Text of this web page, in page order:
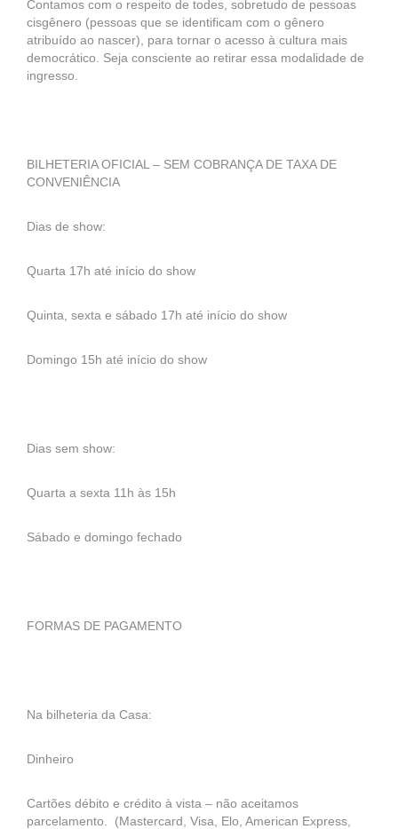
Contamos com o respeito de todes, sobretudo de pessoas
cisgênero (pessoas que se identificam com o gênero
atribuído ao nascer), para tornar o acesso à cultura mais
democrático. Seja consciente ao retirar essa modalidade de
ingresso.
BILHETERIA OFICIAL – SEM COBRANÇA DE TAXA DE
CONVENIÊNCIA
Dias de show:
Quarta 17h até início do show
Quinta, sexta e sábado 17h até início do show
Domingo 15h até início do show
Dias sem show:
Quarta a sexta 11h às 15h
Sábado e domingo fechado
FORMAS DE PAGAMENTO
Na bilheteria da Casa:
Dinheiro
Cartões débito e crédito à vista – não aceitamos
parcelamento. (Mastercard, Visa, Elo, American Express,